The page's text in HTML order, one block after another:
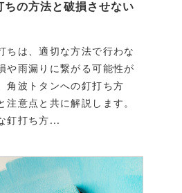
ちの方法と破損させない
ちは、適切な方法で行わな
や雨漏りに繋がる可能性が
角波トタンへの釘打ち方
注意点と共に解説します。
釘打ち方...